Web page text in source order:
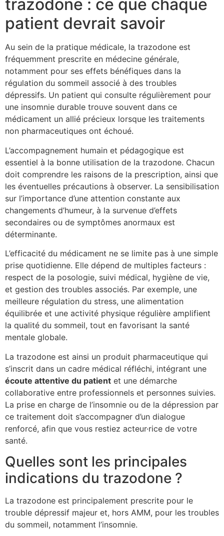
trazodone : ce que chaque
patient devrait savoir
Au sein de la pratique médicale, la trazodone est
fréquemment prescrite en médecine générale,
notamment pour ses effets bénéfiques dans la
régulation du sommeil associé à des troubles
dépressifs. Un patient qui consulte régulièrement pour
une insomnie durable trouve souvent dans ce
médicament un allié précieux lorsque les traitements
non pharmaceutiques ont échoué.
L’accompagnement humain et pédagogique est
essentiel à la bonne utilisation de la trazodone. Chacun
doit comprendre les raisons de la prescription, ainsi que
les éventuelles précautions à observer. La sensibilisation
sur l’importance d’une attention constante aux
changements d’humeur, à la survenue d’effets
secondaires ou de symptômes anormaux est
déterminante.
L’efficacité du médicament ne se limite pas à une simple
prise quotidienne. Elle dépend de multiples facteurs :
respect de la posologie, suivi médical, hygiène de vie,
et gestion des troubles associés. Par exemple, une
meilleure régulation du stress, une alimentation
équilibrée et une activité physique régulière amplifient
la qualité du sommeil, tout en favorisant la santé
mentale globale.
La trazodone est ainsi un produit pharmaceutique qui
s’inscrit dans un cadre médical réfléchi, intégrant une
écoute attentive du patient et une démarche
collaborative entre professionnels et personnes suivies.
La prise en charge de l’insomnie ou de la dépression par
ce traitement doit s’accompagner d’un dialogue
renforcé, afin que vous restiez acteur·rice de votre
santé.
Quelles sont les principales
indications du trazodone ?
La trazodone est principalement prescrite pour le
trouble dépressif majeur et, hors AMM, pour les troubles
du sommeil, notamment l’insomnie.